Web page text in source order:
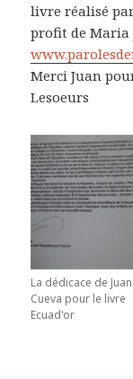
livre réalisé
profit de Maria
www.parolesde
Merci Juan
Lesoeurs
La dédicace de Juan
Cueva pour le livre
Ecuad'or